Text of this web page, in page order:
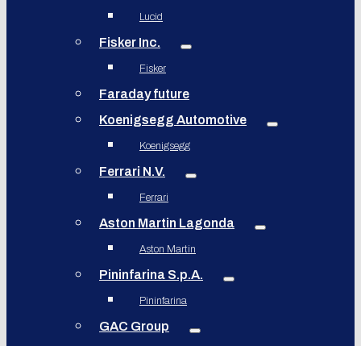
Lucid
Fisker Inc.
Fisker
Faraday future
Koenigsegg Automotive
Koenigsegg
Ferrari N.V.
Ferrari
Aston Martin Lagonda
Aston Martin
Pininfarina S.p.A.
Pininfarina
GAC Group